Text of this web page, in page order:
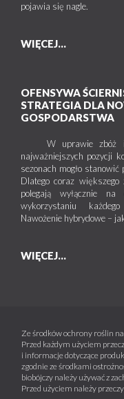
pojawia się nagle.
WIĘCEJ...
OFENSYWA
STRATEGIA DLA
GOSPODARSTWA
W uprawie zbóż i
najważniejszych pozycji
sezonach mogło
Dlatego coraz większego
polegają wyłącznie
wykorzystaniu
Nawożenie hybrydowe –
WIĘCEJ...
Ze środków ochrony roślin
Przed każdym użyciem
i informacje dotyczące
zgodnie ze środkami
biobójczy należy używać z
Przed użyciem należy